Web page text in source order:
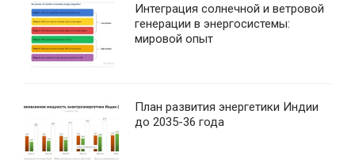
Интеграция солнечной и ветровой
генерации в энергосистемы:
мировой опыт
План развития энергетики Индии
до 2035-36 года